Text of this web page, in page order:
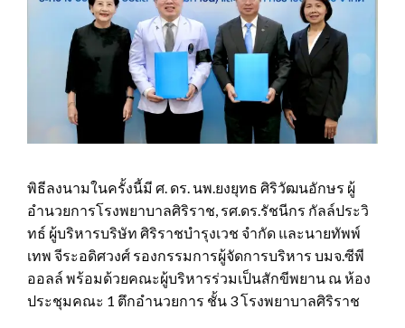
พิธีลงนามในครั้งนี้มี ศ. ดร. นพ.ยงยุทธ ศิริวัฒนอักษร ผู้
อำนวยการโรงพยาบาลศิริราช, รศ.ดร.รัชนีกร กัลล์ประวิ
ทธ์ ผู้บริหารบริษัท ศิริราชบำรุงเวช จำกัด และนายทัพพ์
เทพ จีระอดิศวงศ์ รองกรรมการผู้จัดการบริหาร บมจ.ซีพี
ออลล์ พร้อมด้วยคณะผู้บริหารร่วมเป็นสักขีพยาน ณ ห้อง
ประชุมคณะ 1 ตึกอำนวยการ ชั้น 3 โรงพยาบาลศิริราช